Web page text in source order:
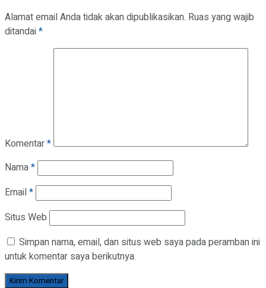
Alamat email Anda tidak akan dipublikasikan. Ruas yang wajib
ditandai*
Komentar*
Nama*
Email*
Situs Web
Simpan nama, email, dan situs web saya pada peramban ini
untuk komentar saya berikutnya.